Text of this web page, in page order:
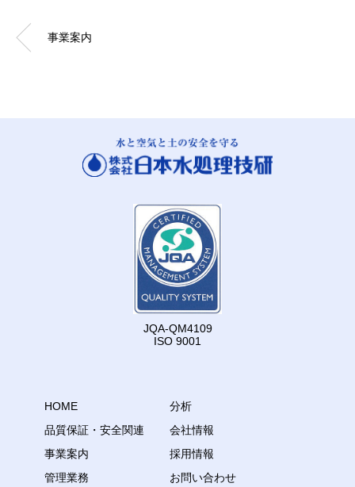
事業案内
JQA-QM4109
ISO 9001
HOME
品質保証・安全関連
事業案内
管理業務
分析
会社情報
採用情報
お問い合わせ